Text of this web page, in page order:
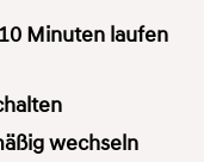
Minuten laufen
wechseln